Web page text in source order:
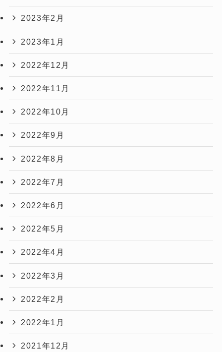
2023年2月
2023年1月
2022年12月
2022年11月
2022年10月
2022年9月
2022年8月
2022年7月
2022年6月
2022年5月
2022年4月
2022年3月
2022年2月
2022年1月
2021年12月